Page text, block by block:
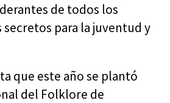
de todos los
para la juventud y
que este año se plantó
del Folklore de